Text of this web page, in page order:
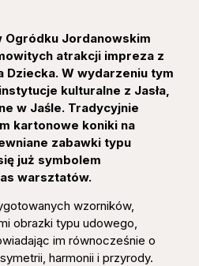
Jordanowskim
atrakcji impreza z
Dziecka. W wydarzeniu tym
kulturalne z Jasła,
w Jaśle. Tradycyjnie
kartonowe koniki na
zabawki typu
już symbolem
warsztatów.
wzorników,
obrazki typu udowego,
im równocześnie o
harmonii i przyrody.